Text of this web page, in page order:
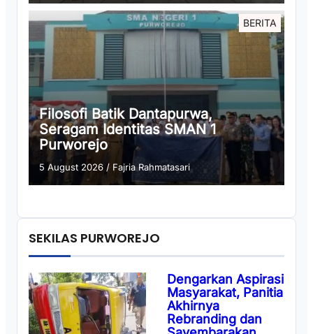
BERITA
Filosofi Batik Dantapurwa,
Seragam Identitas SMAN 1
Purworejo
5 August 2026 / Fajria Rahmatasari
SEKILAS PURWOREJO
Dengarkan Aspirasi
Masyarakat, Panitia
Akhirnya
Rebranding dan